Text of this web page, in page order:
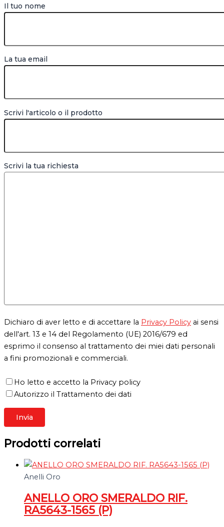
Il tuo nome
La tua email
Scrivi l'articolo o il prodotto
Scrivi la tua richiesta
Dichiaro di aver letto e di accettare la Privacy Policy ai sensi
dell'art. 13 e 14 del Regolamento (UE) 2016/679 ed
esprimo il consenso al trattamento dei miei dati personali
a fini promozionali e commerciali.
Ho letto e accetto la Privacy policy
Autorizzo il Trattamento dei dati
Prodotti correlati
Anelli Oro
ANELLO ORO SMERALDO RIF.
RA5643-1565 (P)